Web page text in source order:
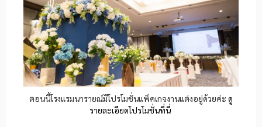
ตอนนี้โรงแรมนารายณ์มีโปรโมชั่นแพ็คเกจงานแต่งอยู่ด้วยค่ะ ดู
รายละเอียดโปรโมชั่นที่นี่